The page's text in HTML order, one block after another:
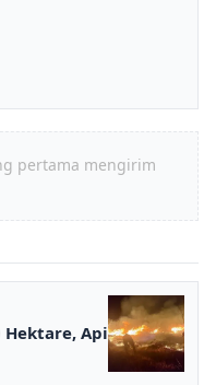
pertama mengirim
Hektare, Api